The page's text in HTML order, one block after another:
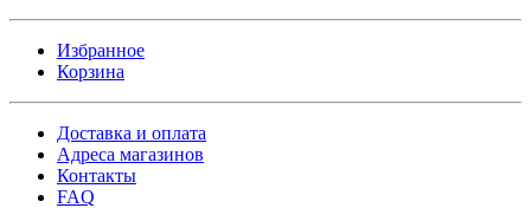
Избранное
Корзина
Доставка и оплата
Адреса магазинов
Контакты
FAQ